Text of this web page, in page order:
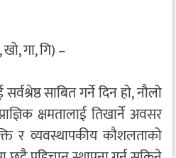
गा, गि) –
साबित गर्ने दिन हो, नौलो
क्षमतालाई तिखार्ने अवसर
र व्यवस्थापकीय कौशलताको